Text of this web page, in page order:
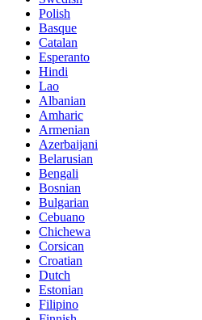
Polish
Basque
Catalan
Esperanto
Hindi
Lao
Albanian
Amharic
Armenian
Azerbaijani
Belarusian
Bengali
Bosnian
Bulgarian
Cebuano
Chichewa
Corsican
Croatian
Dutch
Estonian
Filipino